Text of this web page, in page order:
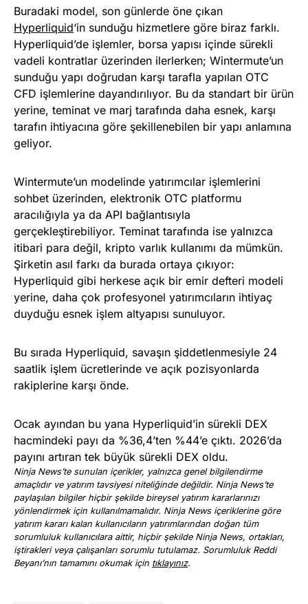
Buradaki model, son günlerde öne çıkan
Hyperliquid‘in sunduğu hizmetlere göre biraz farklı.
Hyperliquid’de işlemler, borsa yapısı içinde sürekli
vadeli kontratlar üzerinden ilerlerken; Wintermute’un
sunduğu yapı doğrudan karşı tarafla yapılan OTC
CFD işlemlerine dayandırılıyor. Bu da standart bir ürün
yerine, teminat ve marj tarafında daha esnek, karşı
tarafın ihtiyacına göre şekillenebilen bir yapı anlamına
geliyor.
Wintermute’un modelinde yatırımcılar işlemlerini
sohbet üzerinden, elektronik OTC platformu
aracılığıyla ya da API bağlantısıyla
gerçekleştirebiliyor. Teminat tarafında ise yalnızca
itibari para değil, kripto varlık kullanımı da mümkün.
Şirketin asıl farkı da burada ortaya çıkıyor:
Hyperliquid gibi herkese açık bir emir defteri modeli
yerine, daha çok profesyonel yatırımcıların ihtiyaç
duyduğu esnek işlem altyapısı sunuluyor.
Bu sırada Hyperliquid, savaşın şiddetlenmesiyle 24
saatlik işlem ücretlerinde ve açık pozisyonlarda
rakiplerine karşı önde.
Ocak ayından bu yana Hyperliquid’in sürekli DEX
hacmindeki payı da %36,4’ten %44’e çıktı. 2026’da
payını artıran tek büyük sürekli DEX oldu.
Ninja News’te sunulan içerikler, yalnızca genel bilgilendirme
amaçlıdır ve yatırım tavsiyesi niteliğinde değildir. Ninja News’te
paylaşılan bilgiler hiçbir şekilde bireysel yatırım kararlarınızı
yönlendirmek için kullanılmamalıdır. Ninja News içeriklerine göre
yatırım kararı kalan kullanıcıların yatırımlarından doğan tüm
sorumluluk kullanıcılara aittir, hiçbir şekilde Ninja News, ortakları,
iştirakleri veya çalışanları sorumlu tutulamaz. Sorumluluk Reddi
Beyanı’nın tamamını okumak için tıklayınız.